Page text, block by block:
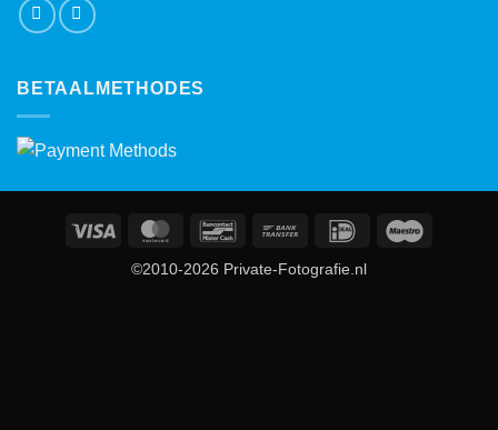
BETAALMETHODES
Visa MasterCardBancontactBank
IDeal
©2010-2026 Private-Fotografie.nl